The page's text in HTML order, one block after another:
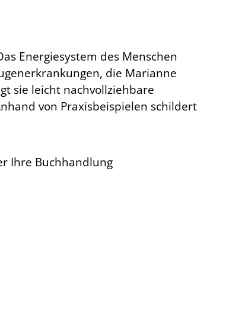
Energiesystem des Menschen
die Marianne
sie leicht nachvollziehbare
von Praxisbeispielen schildert
Ihre Buchhandlung